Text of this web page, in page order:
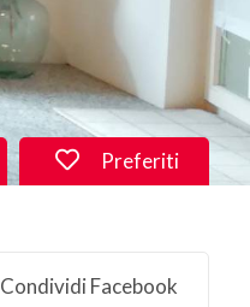
Preferiti
Condividi Facebook